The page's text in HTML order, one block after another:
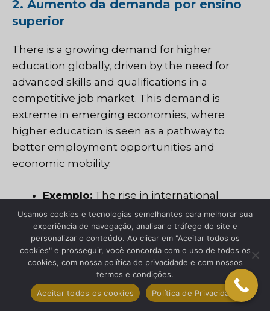
2. Aumento da demanda por ensino
superior
There is a growing demand for higher
education globally, driven by the need for
advanced skills and qualifications in a
competitive job market. This demand is
extreme in emerging economies, where
higher education is seen as a pathway to
better employment opportunities and
economic mobility.
Exemplo: The rise in international
student enrollment in American
universities demonstrates the global
demand for quality higher education.
Academic market research helps
institutions understand international
students’ preferences and expectations,
Usamos cookies e tecnologias semelhantes para melhorar sua
experiência de navegação, analisar o tráfego do site e
personalizar o conteúdo. Ao clicar em "Aceitar todos os
cookies" e prosseguir, você concorda com o uso de todos os
cookies, com nossa política de privacidade e com nossos
termos e condições.
Aceitar todos os cookies
Política de Privacidade